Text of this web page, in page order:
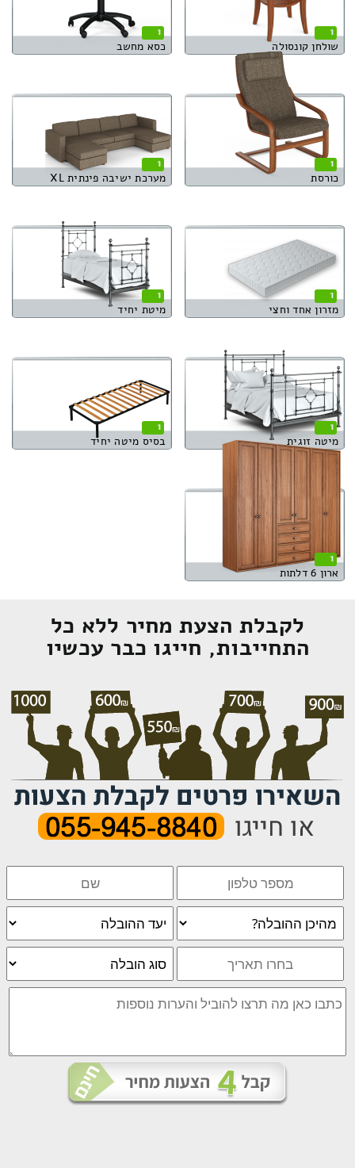
1
שולחן קונסולה
1
כסא מחשב
1
כורסת
1
מערכת ישיבה פינתית XL
1
מזרון אחד וחצי
1
מיטת יחיד
1
מיטה זוגית
1
בסיס מיטה יחיד
1
ארון 6 דלתות
לקבלת הצעת מחיר ללא כל
התחייבות, חייגו כבר עכשיו